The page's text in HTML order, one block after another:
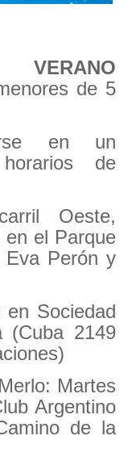
de 5
en un
de
Oeste,
el Parque
Eva Perón y
Sociedad
(Cuba 2149
Martes
Argentino
de la